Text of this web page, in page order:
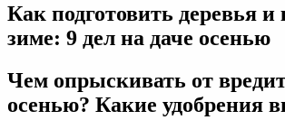
Как подготовить деревья и
зиме: 9 дел на даче осенью
Чем опрыскивать от
осенью? Какие удобрения